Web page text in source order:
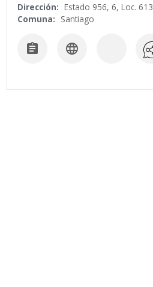
Dirección: Estado 956, 6, Loc. 613
Comuna: Santiago
 